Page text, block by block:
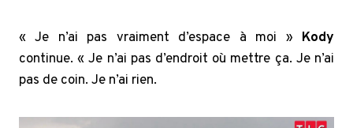
« Je n’ai pas vraiment d’espace à moi » Kody
continue. « Je n’ai pas d’endroit où mettre ça. Je n’ai
pas de coin. Je n’ai rien.